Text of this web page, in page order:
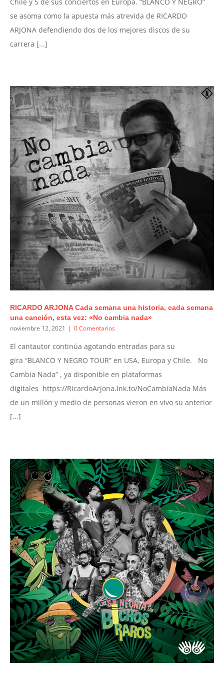
Chile y 5 de sus conciertos en Europa. “BLANCO Y NEGRO”
se asoma como la apuesta más atrevida de RICARDO
ARJONA defendiendo dos de los mejores discos de su
carrera [...]
RICARDO ARJONA Cada semana una historia, cada semana
una canción, esta vez: «No cambia nada»
noviembre 12, 2021 | 0 Comentarios
El cantautor continúa agotando entradas para su
gira “BLANCO Y NEGRO TOUR” en USA, Europa y Chile. No
Cambia Nada” , ya disponible en plataformas
digitales https://RicardoArjona.lnk.to/NoCambiaNada Más
de un millón y medio de personas vieron en vivo su anterior
[...]